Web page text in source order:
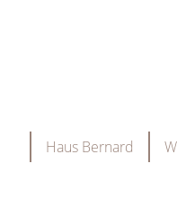
Haus Bernard